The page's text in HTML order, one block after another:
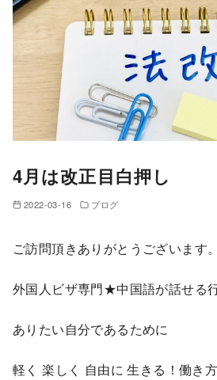
4月は改正目白押し
2022-03-16 ブログ
ご訪問頂きありがとうございます。
外国人ビザ専門★中国語が話せる
ありたい自分であるために
軽く 楽しく 自由に 生きる！働き